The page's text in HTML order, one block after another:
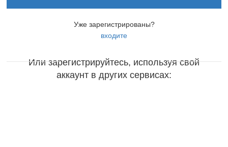
Уже зарегистрированы?
входите
Или зарегистрируйтесь, используя свой
аккаунт в других сервисах: